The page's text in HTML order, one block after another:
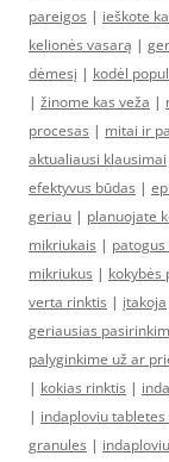
pareigos | ieškote
kelionės vasarą |
dėmesį | kodėl
| žinome kas veža |
procesas | mitai ir
aktualiausi klausimai
efektyvus būdas |
geriau | planuojate
mikriukais |
mikriukus | kokybės
verta rinktis | įtakoja
geriausias
palyginkime už ar
| kokias rinktis |
| indaploviu
granules |